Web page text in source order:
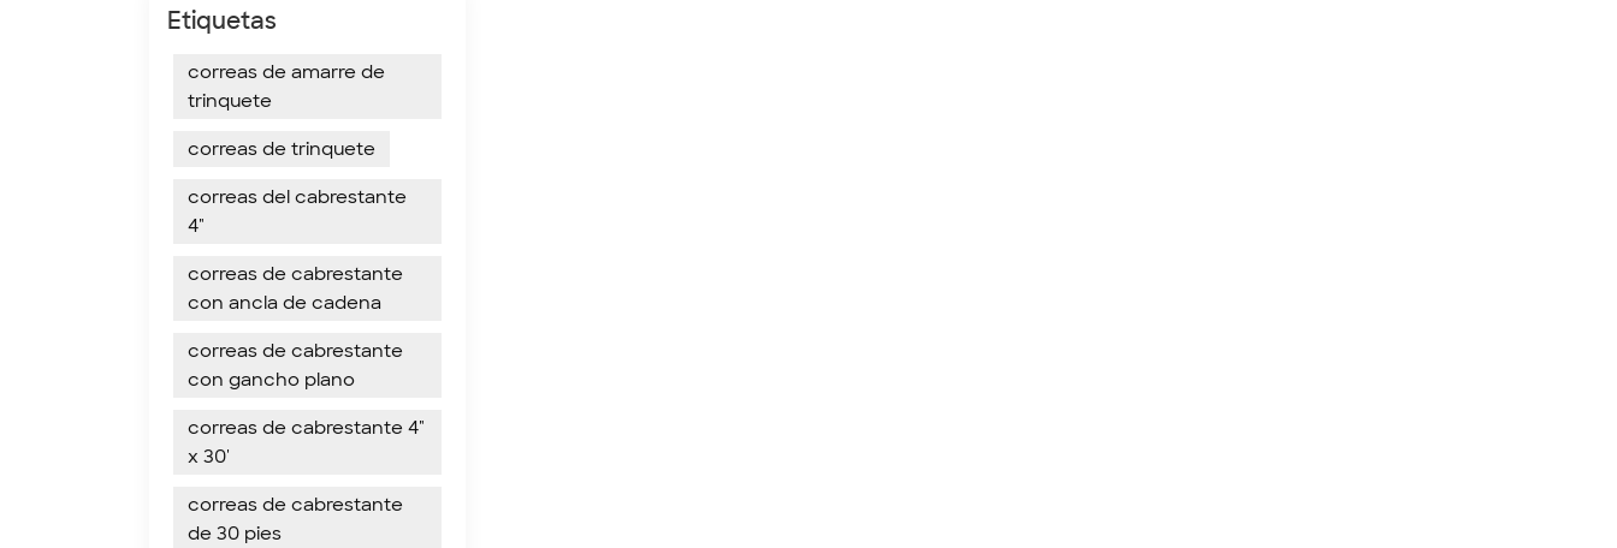
Etiquetas
correas de amarre de
trinquete
correas de trinquete
correas del cabrestante
4"
correas de cabrestante
con ancla de cadena
correas de cabrestante
con gancho plano
correas de cabrestante 4"
x 30'
correas de cabrestante
de 30 pies